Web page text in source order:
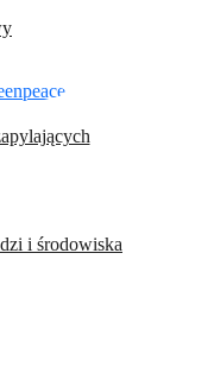
i środowiska